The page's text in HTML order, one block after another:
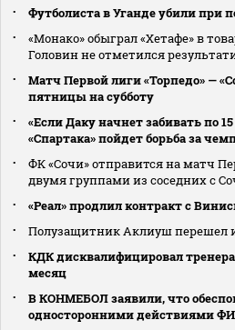
Футболиста в Уганде убили при
«Монако» обыграл «Хетафе» в
Головин не отметился
Матч Первой лиги «Торпедо» —
пятницы на субботу
«Если Даку начнет забивать по
«Спартака» пойдет борьба за
ФК «Сочи» отправится на матч
двумя группами из соседних с
«Реал» продлил контракт с
Полузащитник Аклиуш перешел
КДК дисквалифицировал
месяц
В КОНМЕБОЛ заявили, что
односторонними действиями